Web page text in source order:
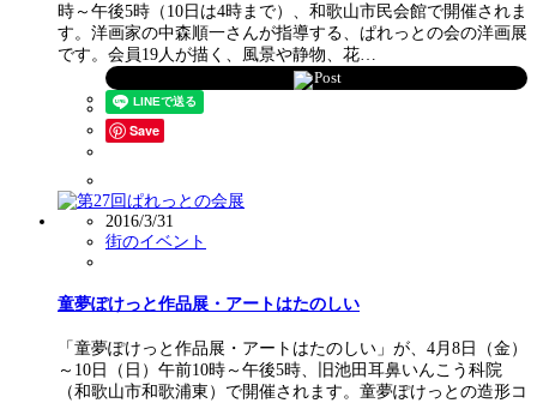
時～午後5時（10日は4時まで）、和歌山市民会館で開催されま
す。洋画家の中森順一さんが指導する、ぱれっとの会の洋画展
です。会員19人が描く、風景や静物、花…
Post
Save
2016/3/31
街のイベント
童夢ぽけっと作品展・アートはたのしい
「童夢ぽけっと作品展・アートはたのしい」が、4月8日（金）
～10日（日）午前10時～午後5時、旧池田耳鼻いんこう科院
（和歌山市和歌浦東）で開催されます。童夢ぽけっとの造形コ